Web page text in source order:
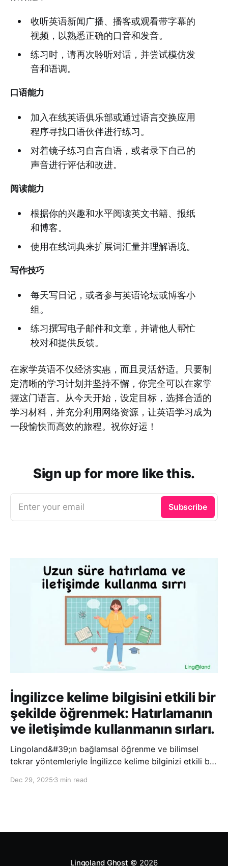
收听英语新闻广播、播客或观看带字幕的
视频，以熟悉正确的口音和发音。
练习时，请再次聆听对话，并尝试模仿发
音和语调。
口语能力
加入在线英语俱乐部或通过语言交换应用
程序寻找口语伙伴进行练习。
对着镜子练习自言自语，或者录下自己的
声音进行评估和改进。
阅读能力
根据你的兴趣和水平阅读英文书籍、报纸
和博客。
使用在线词典来扩展词汇量并理解语境。
写作技巧
每天写日记，或者参与英语论坛或博客小
组。
练习撰写电子邮件和文章，并请他人帮忙
校对和提供反馈。
在家学英语不仅经济实惠，而且灵活舒适。只要制
定清晰的学习计划并坚持不懈，你完全可以在家掌
握这门语言。从今天开始，设定目标，选择合适的
学习材料，并充分利用网络资源，让英语学习成为
一段愉快而高效的旅程。祝你好运！
Sign up for more like this.
Enter your email Subscribe
İngilizce kelime bilgisini etkili bir
şekilde öğrenmek: Hatırlamanın
ve iletişimde kullanmanın sırları.
Lingoland&#39;ın bağlamsal öğrenme ve bilimsel
tekrar yöntemleriyle İngilizce kelime bilginizi etkili bir
hatırlayabilir ve daha doğal bir şekilde iletişim
Dec 29, 2025 3 min read
Lingoland Ghost © 2026